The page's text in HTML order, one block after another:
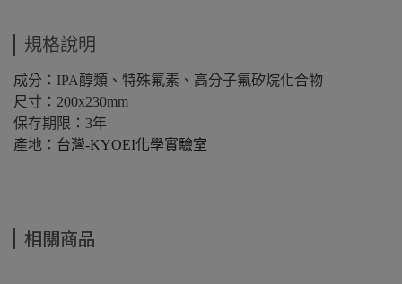
規格說明
成分：IPA醇類、特殊氟素、高分子氟矽烷化合物
尺寸：200x230mm
保存期限：3年
產地： 台灣-KYOEI化學實驗室
相關商品